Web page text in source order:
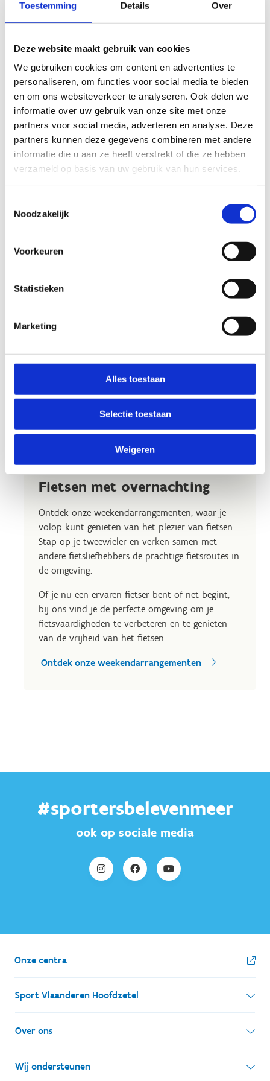
Toestemming Details Over
Deze website maakt gebruik van cookies
We gebruiken cookies om content en advertenties te
personaliseren, om functies voor social media te bieden
en om ons websiteverkeer te analyseren. Ook delen we
informatie over uw gebruik van onze site met onze
partners voor social media, adverteren en analyse. Deze
partners kunnen deze gegevens combineren met andere
informatie die u aan ze heeft verstrekt of die ze hebben
verzameld op basis van uw gebruik van hun services.
Noodzakelijk
Voorkeuren
Statistieken
Marketing
Alles toestaan
Selectie toestaan
Weigeren
Geen fiets? Geen probleem!
Wil je graag een fiets- of mountainbikeroute
afleggen, maar heb je zelf niet het correcte
materiaal? Geen probleem! Er zijn verschillende
mogelijkheden om een fiets te huren.
andere mogelijkheden kan je bij Werkplus terecht.
Huur een fiets bij Werkplus
Fietsen met overnachting
Ontdek onze weekendarrangementen, waar je
volop kunt genieten van het plezier van fietsen.
Stap op je tweewieler en verken samen met
andere fietsliefhebbers de prachtige fietsroutes in
de omgeving.
Of je nu een ervaren fietser bent of net begint,
bij ons vind je de perfecte omgeving om je
fietsvaardigheden te verbeteren en te genieten
van de vrijheid van het fietsen.
Ontdek onze weekendarrangementen
#sportersbelevenmeer
ook op sociale media
Onze centra
Sport Vlaanderen Hoofdzetel
Simon Bolivarlaan 17
1000 Brussel
Ondernemingsnummer: BE 0248.142.826
Over ons
Wie zijn we, wat doen we
Wij ondersteunen